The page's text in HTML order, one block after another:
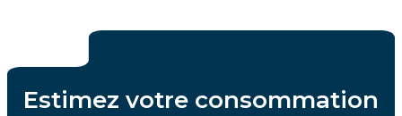
Estimez votre consommation